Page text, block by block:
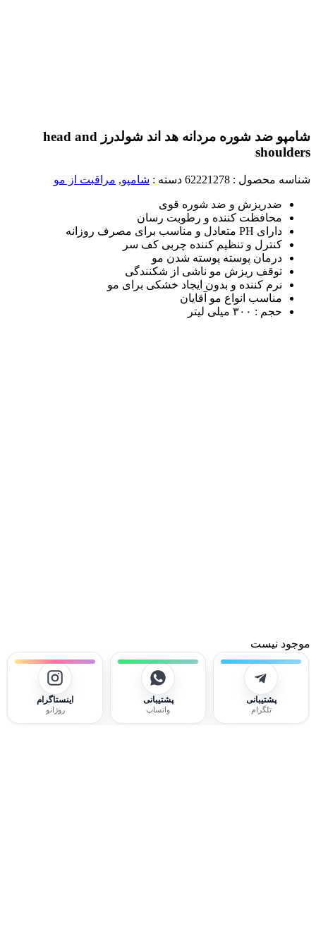
شامپو ضد شوره مردانه هد اند شولدرز head and
shoulders
شناسه محصول : 62221278 دسته : شامپو, مراقبت از مو
ضدریزش و ضد شوره قوی
محافظت کننده و رطوبت رسان
دارای PH متعادل و مناسب برای مصرف روزانه
کنترل و تنظیم کننده چربی کف سر
درمان پوسته پوسته شدن مو
توقف ریزش مو ناشی از شکنندگی
نرم کننده و بدون ایجاد خشکی برای مو
مناسب انواع مو آقایان
حجم : ۳۰۰ میلی لیتر
موجود نیست
پشتیبانی
تلگرام
پشتیبانی
واتساپ
اینستاگرام
روژانو